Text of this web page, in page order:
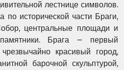
лестнице символов.
по исторической части Браги,
центральные площади и
памятники. Брага – первый
красивый город,
барочной скульптурой,